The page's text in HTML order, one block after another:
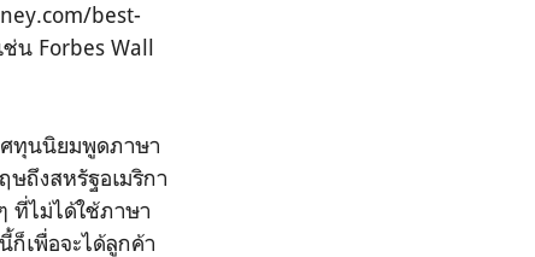
best-
น Forbes Wall
ศทุนนิยมพูดภาษา
ถึงสหรัฐอเมริกา
ที่ไม่ได้ใช้ภาษา
เพื่อจะได้ลูกค้า